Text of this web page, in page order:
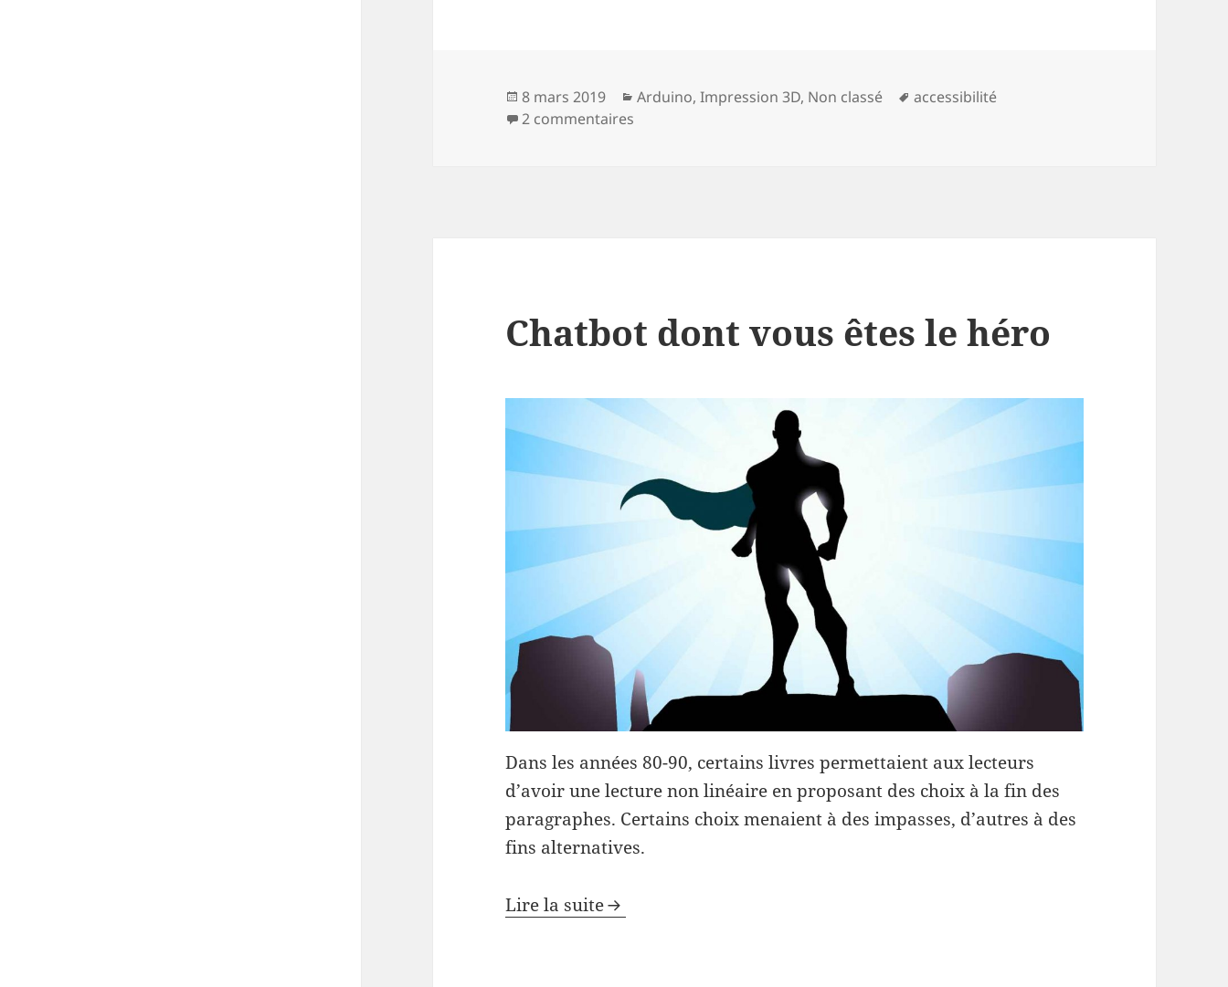
Publié
le
8 mars 2019 Catégories
Arduino,Impression 3D, Non classé
Mots-
accessibilité
2 commentaires
Chatbot dont vous êtes le héro
Dans les années 80-90, certains livres permettaient aux lecteurs
d’avoir une lecture non linéaire en proposant des choix à la fin des
paragraphes. Certains choix menaient à des impasses, d’autres à des
fins alternatives.
Lire la suite